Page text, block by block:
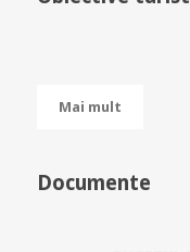
Mai mult
Documente